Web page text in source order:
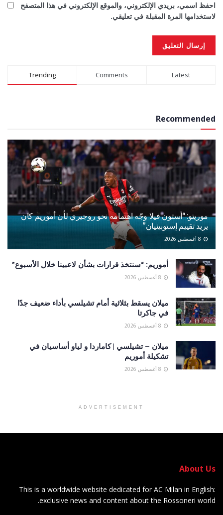
احفظ اسمي، بريدي الإلكتروني، والموقع الإلكتروني في هذا المتصفح
لاستخدامها المرة المقبلة في تعليقي.
Trending Comments Latest
Recommended
موريتو: “أستون فيلا وجّه اهتمامه نحو روجيري لأن أموريم كان
يريد تقييم إستوبينيان”
أموريم: “سنتخذ قرارات بشأن لاعبينا خلال الأسبوع”
ميلان يسقط بثلاثية أمام تشيلسي بأداء ضعيف جدًا
في جاكرتا
ميلان – تشيلسي | كاماردا و لياو أساسيان في
تشكيلة أموريم
ADVERTISEMENT
About Us
This is a worldwide website dedicated for AC Milan in English:
exclusive news and content about the Rossoneri world.